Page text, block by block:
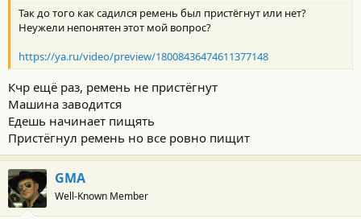
Так до того как садился ремень был пристёгнут или нет?
Неужели непонятен этот мой вопрос?
https://ya.ru/video/preview/18008436474611377148
Кчр ещё раз, ремень не пристёгнут
Машина заводится
Едешь начинает пищять
Пристёгнул ремень но все ровно пищит
GMA
Well-Known Member